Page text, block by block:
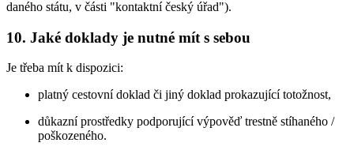
daného státu, v části "kontaktní český úřad").
10. Jaké doklady je nutné mít s sebou
Je třeba mít k dispozici:
platný cestovní doklad či jiný doklad prokazující totožnost,
důkazní prostředky podporující výpověď trestně stíhaného /
poškozeného.